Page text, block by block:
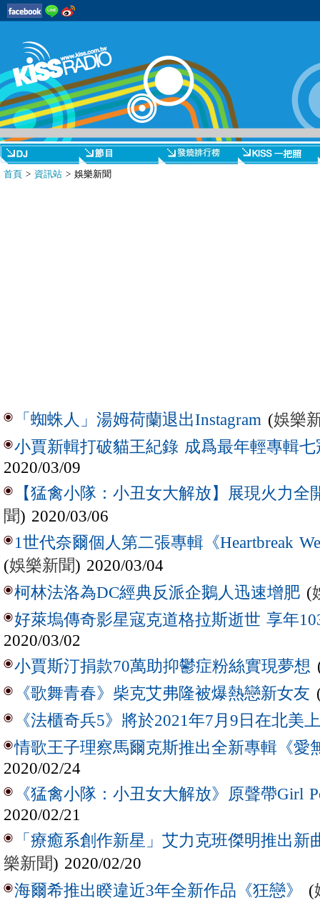
首頁 > 資訊站 > 娛樂新聞
「蜘蛛人」湯姆荷蘭退出Instagram (娛樂
小賈新輯打破貓王紀錄 成爲最年輕專輯七
2020/03/09
【猛禽小隊：小丑女大解放】展現火力全
聞) 2020/03/06
1世代奈爾個人第二張專輯《Heartbreak
(娛樂新聞) 2020/03/04
柯林法洛為DC經典反派企鵝人迅速增肥 (
好萊塢傳奇影星寇克道格拉斯逝世 享年
2020/03/02
小賈斯汀捐款70萬助抑鬱症粉絲實現夢想
《歌舞青春》柴克艾弗隆被爆熱戀新女友
《法櫃奇兵5》將於2021年7月9日在北美
情歌王子理察馬爾克斯推出全新專輯《愛
2020/02/24
《猛禽小隊：小丑女大解放》原聲帶Girl
2020/02/21
「療癒系創作新星」艾力克班傑明推出新
樂新聞) 2020/02/20
海爾希推出睽違近3年全新作品《狂戀》 (